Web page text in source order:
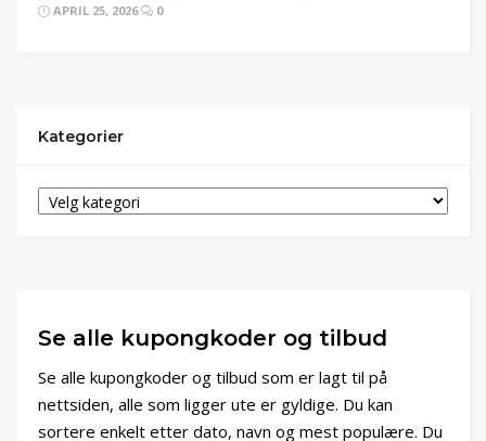
APRIL 25, 2026 0
Kategorier
Se alle kupongkoder og tilbud
Se alle kupongkoder og tilbud som er lagt til på
nettsiden, alle som ligger ute er gyldige. Du kan
sortere enkelt etter dato, navn og mest populære. Du